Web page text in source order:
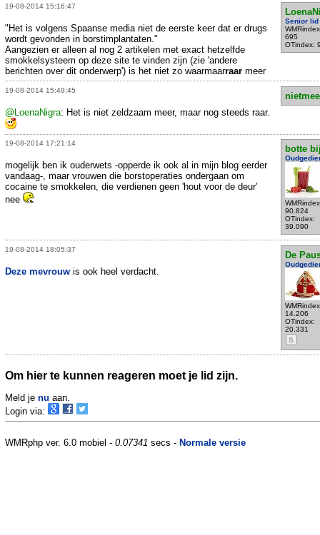
19-08-2014 15:16:47
Senior lid
695
OTindex:
"Het is volgens Spaanse media niet de eerste keer dat er drugs
wordt gevonden in borstimplantaten."
Aangezien er alleen al nog 2 artikelen met exact hetzelfde
smokkelsysteem op deze site te vinden zijn (zie 'andere
berichten over dit onderwerp') is het niet zo waarmaarraar meer
19-08-2014 15:49:45
@LoenaNigra: Het is niet zeldzaam meer, maar nog steeds raar.
19-08-2014 17:21:14
botte
90.824
OTindex:
39.090
mogelijk ben ik ouderwets -opperde ik ook al in mijn blog eerder
vandaag-, maar vrouwen die borstoperaties ondergaan om
cocaine te smokkelen, die verdienen geen 'hout voor de deur'
nee
19-08-2014 18:05:37
De
14.206
OTindex:
20.331
S
Deze mevrouw is ook heel verdacht.
Om hier te kunnen reageren moet je lid zijn.
Meld je nu aan.
Login via:
WMRphp ver. 6.0 mobiel - 0.07341 secs - Normale versie